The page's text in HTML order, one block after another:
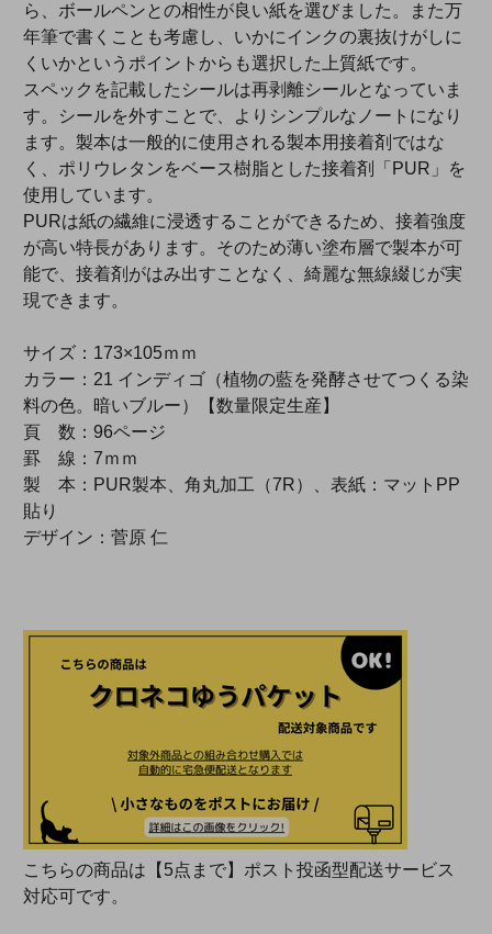
ら、ボールペンとの相性が良い紙を選びました。また万
年筆で書くことも考慮し、いかにインクの裏抜けがしに
くいかというポイントからも選択した上質紙です。
スペックを記載したシールは再剥離シールとなっていま
す。シールを外すことで、よりシンプルなノートになり
ます。製本は一般的に使用される製本用接着剤ではな
く、ポリウレタンをベース樹脂とした接着剤「PUR」を
使用しています。
PURは紙の繊維に浸透することができるため、接着強度
が高い特長があります。そのため薄い塗布層で製本が可
能で、接着剤がはみ出すことなく、綺麗な無線綴じが実
現できます。
サイズ：173×105ｍｍ
カラー：21 インディゴ（植物の藍を発酵させてつくる染
料の色。暗いブルー）【数量限定生産】
頁 数：96ページ
罫 線：7ｍｍ
製 本：PUR製本、角丸加工（7R）、表紙：マットPP
貼り
デザイン：菅原 仁
こちらの商品は【5点まで】ポスト投函型配送サービス
対応可です。